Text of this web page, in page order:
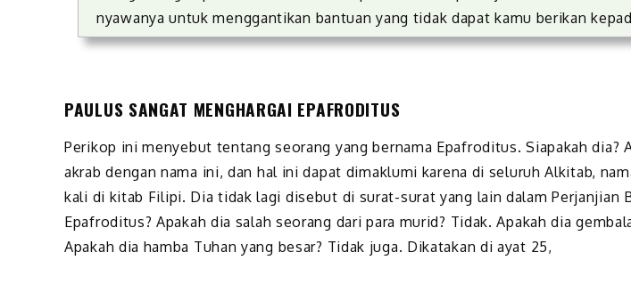
nyawanya untuk menggantikan bantuan yang tidak dapat kamu berikan
PAULUS SANGAT MENGHARGAI EPAFRODITUS
Perikop ini menyebut tentang seorang yang bernama Epafroditus. Siapakah dia?
akrab dengan nama ini, dan hal ini dapat dimaklumi karena di seluruh Alkitab,
kali di kitab Filipi. Dia tidak lagi disebut di surat-surat yang lain dalam Perjanjian
Epafroditus? Apakah dia salah seorang dari para murid? Tidak. Apakah dia
Apakah dia hamba Tuhan yang besar? Tidak juga. Dikatakan di ayat 25,